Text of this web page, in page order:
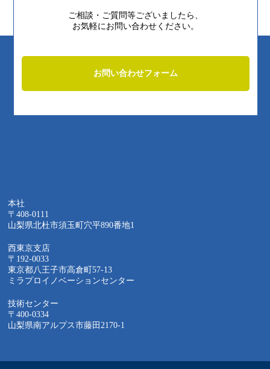
ご相談・ご質問等ございましたら、
お気軽にお問い合わせください。
お問い合わせフォーム
本社
〒408-0111
山梨県北杜市須玉町穴平890番地1
西東京支店
〒192-0033
東京都八王子市高倉町57-13
ミラプロイノベーションセンター
技術センター
〒400-0334
山梨県南アルプス市藤田2170-1